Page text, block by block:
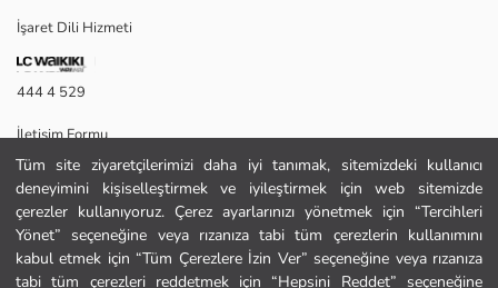
Tüm site ziyaretçilerimizi daha iyi tanımak, sitemizdeki kullanıcı
deneyimini kişiselleştirmek ve iyileştirmek için web sitemizde
çerezler kullanıyoruz. Çerez ayarlarınızı yönetmek için “Tercihleri
Yönet” seçeneğine veya rızanıza tabi tüm çerezlerin kullanımını
kabul etmek için “Tüm Çerezlere İzin Ver” seçeneğine veya rızanıza
tabi tüm çerezleri reddetmek için “Hepsini Reddet” seçeneğine
2.Kumaş:
Ana Kumaş:
Ana Malzeme:
Menşei:
Marka:
Cinsiyet:
Desen:
Lisans:
Paket İçeriği:
Parça Sayısı:
İşaret Dili Hizmeti
444 4 529
İletişim Formu
444 4 529
Yardım